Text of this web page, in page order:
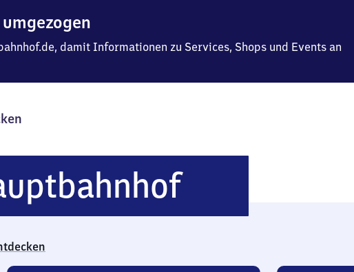
damit Informationen zu Services, Shops und Events an
Berlin